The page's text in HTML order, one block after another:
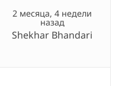
2 месяца, 4 недели
назад
Shekhar Bhandari